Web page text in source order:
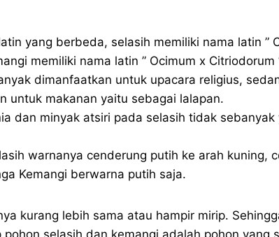
yang berbeda, selasih memiliki nama latin ”
memiliki nama latin ” Ocimum x Citriodorum
dimanfaatkan untuk upacara religius,
untuk makanan yaitu sebagai lalapan.
dan minyak atsiri pada selasih tidak
warnanya cenderung putih ke arah kuning,
Kemangi berwarna putih saja.
kurang lebih sama atau hampir mirip.
pohon selasih dan kemangi adalah pohon yang